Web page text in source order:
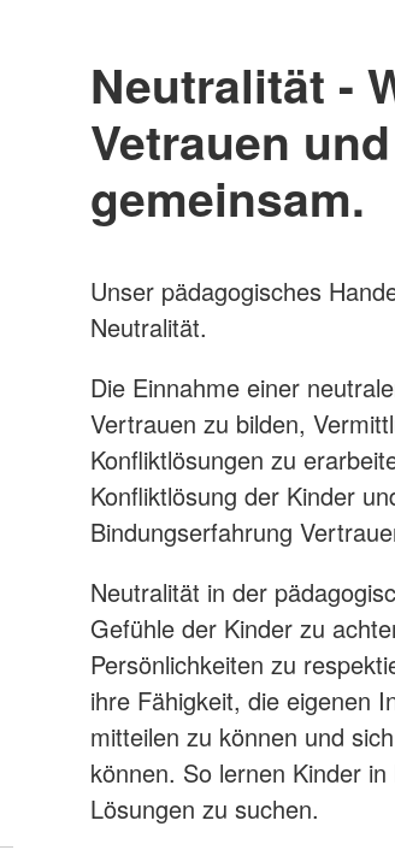
Neutralität -
Vetrauen
gemeinsam.
Unser pädagogisches
Neutralität.
Die Einnahme einer
Vertrauen zu bilden,
Konfliktlösungen zu
Konfliktlösung der Kinder
Bindungserfahrung
Neutralität in der
Gefühle der Kinder zu
Persönlichkeiten zu
ihre Fähigkeit, die eigenen
mitteilen zu können und
können. So lernen Kinder
Lösungen zu suchen.